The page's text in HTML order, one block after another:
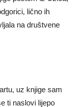
lično ih
na društvene
uz knjige sam
ti naslovi lijepo